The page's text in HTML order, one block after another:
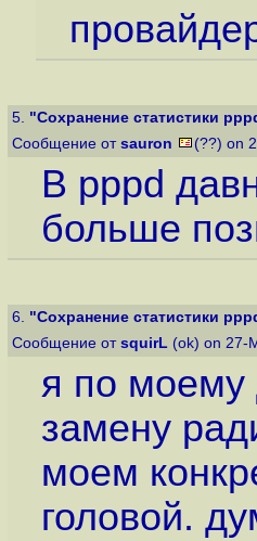
5. "Сохранение статистики
Сообщение от sauron (??) on
В pppd
больше
6. "Сохранение статистики
Сообщение от squirL (ok) on 27-
я по моему
замену
моем
головой.